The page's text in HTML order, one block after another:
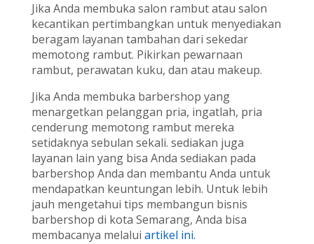
Jika Anda membuka salon rambut atau salon
kecantikan pertimbangkan untuk menyediakan
beragam layanan tambahan dari sekedar
memotong rambut. Pikirkan pewarnaan
rambut, perawatan kuku, dan atau makeup.
Jika Anda membuka barbershop yang
menargetkan pelanggan pria, ingatlah, pria
cenderung memotong rambut mereka
setidaknya sebulan sekali. sediakan juga
layanan lain yang bisa Anda sediakan pada
barbershop Anda dan membantu Anda untuk
mendapatkan keuntungan lebih. Untuk lebih
jauh mengetahui tips membangun bisnis
barbershop di kota Semarang, Anda bisa
membacanya melalui artikel ini.